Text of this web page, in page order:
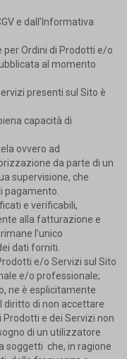
e dall’Informativa
per Ordini di Prodotti e/o
al momento
presenti sul Sito è
capacità di
ovvero ad
da parte di un
supervisione, che
pagamento.
e verificabili,
alla fatturazione e
l’unico
dati forniti.
e/o Servizi sul Sito
e/o professionale;
ne è esplicitamente
diritto di non accettare
e dei Servizi non
di un utilizzatore
soggetti che, in ragione